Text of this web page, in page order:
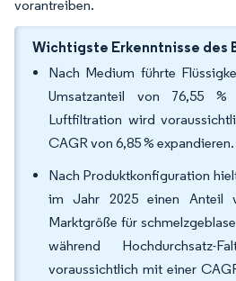
vorantreiben.
Wichtigste Erkenntnisse des
Nach Medium führte
Umsatzanteil von 76,55
Luftfiltration wird
CAGR von 6,85 % expandieren.
Nach Produktkonfiguration
im Jahr 2025 einen Anteil
Marktgröße für
während Hochdurchsatz-
voraussichtlich mit einer